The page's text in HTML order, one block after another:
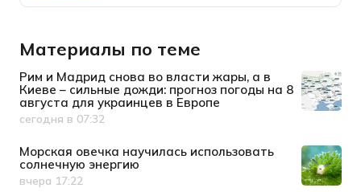
Материалы по теме
Рим и Мадрид снова во власти жары, а в
Киеве – сильные дожди: прогноз погоды на 8
августа для украинцев в Европе
Дата публикации
сегодня в 07:32
Морская овечка научилась использовать
солнечную энергию
Дата публикации
вчера 17:22